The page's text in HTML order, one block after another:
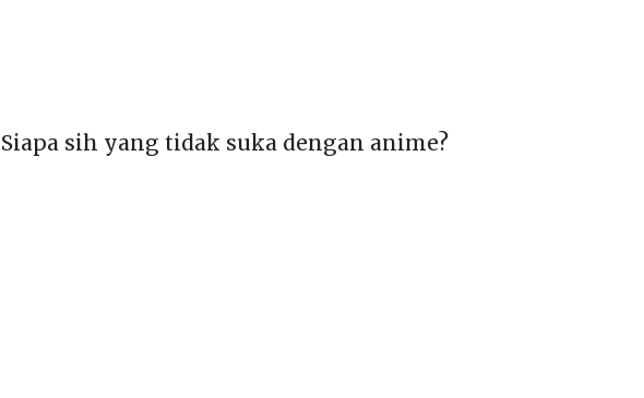
Siapa sih yang tidak suka dengan anime?